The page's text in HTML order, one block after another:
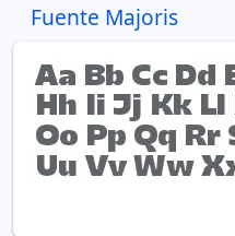
Fuente Majoris